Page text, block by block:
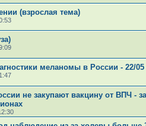
(взрослая тема)
меланомы в России - 22/05
не закупают вакцину от ВПЧ -